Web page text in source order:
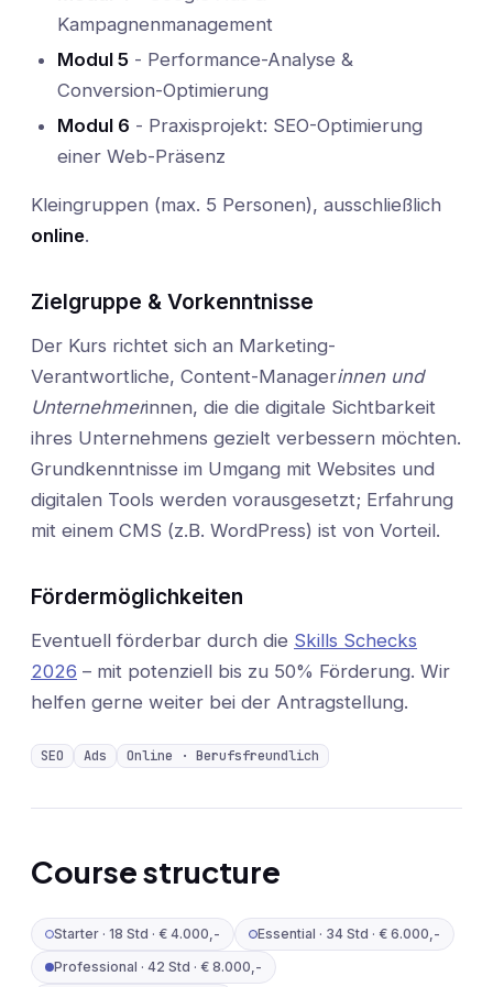
Kampagnenmanagement
Modul 5 - Performance-Analyse &
Conversion-Optimierung
Modul 6 - Praxisprojekt: SEO-Optimierung
einer Web-Präsenz
Kleingruppen (max. 5 Personen), ausschließlich
online.
Zielgruppe & Vorkenntnisse
Der Kurs richtet sich an Marketing-
Verantwortliche, Content-Managerinnen und
Unternehmerinnen, die die digitale Sichtbarkeit
ihres Unternehmens gezielt verbessern möchten.
Grundkenntnisse im Umgang mit Websites und
digitalen Tools werden vorausgesetzt; Erfahrung
mit einem CMS (z.B. WordPress) ist von Vorteil.
Fördermöglichkeiten
Eventuell förderbar durch die Skills Schecks
2026 – mit potenziell bis zu 50% Förderung. Wir
helfen gerne weiter bei der Antragstellung.
SEO Ads Online · Berufsfreundlich
Course structure
Starter · 18 Std · € 4.000,- Essential · 34 Std · € 6.000,-
Professional · 42 Std · € 8.000,-